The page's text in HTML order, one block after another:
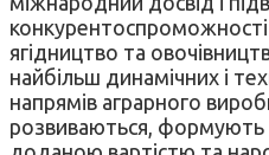
ягідництво та
найбільш динамічних і
напрямів аграрного
розвиваються, формують